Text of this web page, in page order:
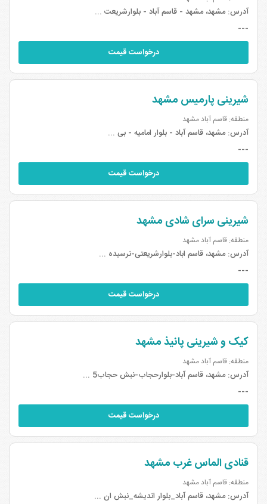
آدرس:مشهد، مشهد - قاسم آباد - بلوارشریعت ...
---
درخواست قیمت
شیرینی پارمیس مشهد
منطقه: قاسم آباد مشهد
آدرس:مشهد، قاسم آباد - بلوار امامیه - بی ...
---
درخواست قیمت
شیرینی سرای شادی مشهد
منطقه: قاسم آباد مشهد
آدرس:مشهد، قاسم اباد-بلوارشریعتی-نرسیده ...
---
درخواست قیمت
کیک و شیرینی پانیذ مشهد
منطقه: قاسم آباد مشهد
آدرس:مشهد، قاسم آباد-بلوارحجاب-نبش حجاب5 ...
---
درخواست قیمت
قنادی الماس غرب مشهد
منطقه: قاسم آباد مشهد
آدرس:مشهد، قاسم آباد_بلوار اندیشه_نبش ان ...